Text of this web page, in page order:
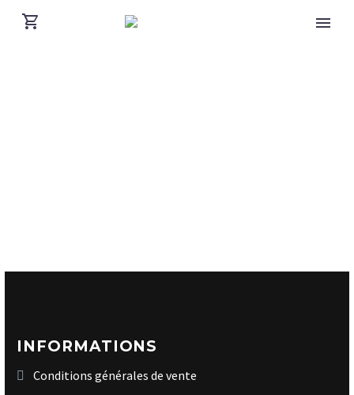
INFORMATIONS
Conditions générales de vente